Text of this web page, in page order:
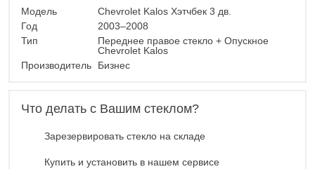
Модель
Chevrolet Kalos Хэтчбек 3 дв.
Год
2003–2008
Тип
Переднее правое стекло + Опускное
Chevrolet Kalos
Производитель
Бизнес
Что делать с Вашим стеклом?
Зарезервировать стекло на складе
Купить и установить в нашем сервисе